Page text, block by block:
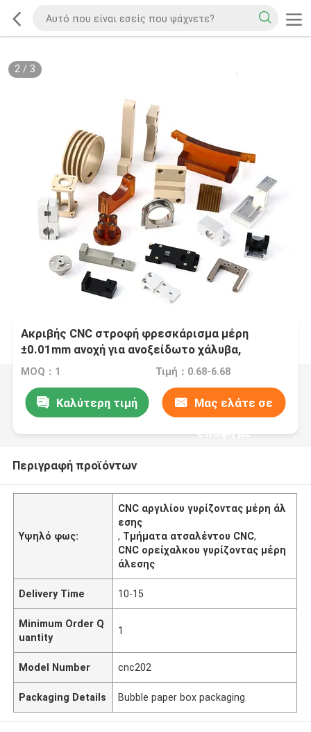
2/ 3
Ακριβής CNC στροφή φρεσκάρισμα μέρη
±0.01mm ανοχή για ανοξείδωτο χάλυβα,
αλουμίνιο, ορείχαλκο
MOQ：1 Τιμή：0.68-6.68
Καλύτερη τιμή Μας ελάτε σε
επαφή με
Περιγραφή προϊόντων
Υψηλό φως:
CNC αργιλίου γυρίζοντας μέρη άλ
εσης
, Τμήματα ατσαλέντου CNC,
CNC ορείχαλκου γυρίζοντας μέρη
άλεσης
Delivery Time 10-15
Minimum Order Q
uantity
1
Model Number cnc202
Packaging Details Bubble paper box packaging